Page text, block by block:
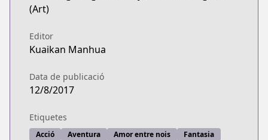
(Art)
Editor
Kuaikan Manhua
Data de publicació
12/8/2017
Etiquetes
Acció Aventura Amor entre nois
Fantasia